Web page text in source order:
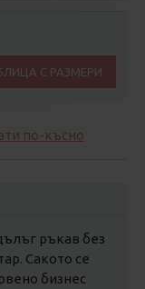
С РАЗМЕРИ
по-късно
ръкав без
Сакото се
бизнес